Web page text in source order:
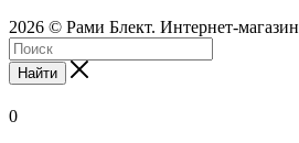
2026 © Рами Блект. Интернет-магазин
Найти
0